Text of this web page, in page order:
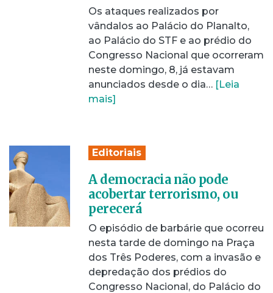
Os ataques realizados por
vândalos ao Palácio do Planalto,
ao Palácio do STF e ao prédio do
Congresso Nacional que ocorreram
neste domingo, 8, já estavam
anunciados desde o dia… [Leia
mais]
Editoriais
A democracia não pode
acobertar terrorismo, ou
perecerá
O episódio de barbárie que ocorreu
nesta tarde de domingo na Praça
dos Três Poderes, com a invasão e
depredação dos prédios do
Congresso Nacional, do Palácio do